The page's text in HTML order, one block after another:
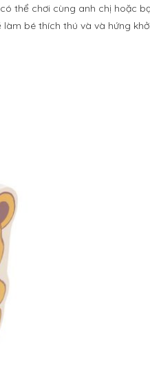
thể chơi cùng anh chị hoặc
bé thích thú và và hứng